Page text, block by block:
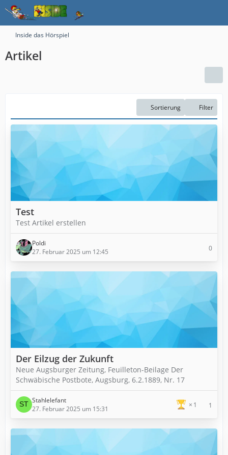
Inside das Hörspiel
Artikel
Sortierung Filter
Test
Test Artikel erstellen
Poldi
27. Februar 2025 um 12:45
0
Der Eilzug der Zukunft
Neue Augsburger Zeitung, Feuilleton-Beilage Der
Schwäbische Postbote, Augsburg, 6.2.1889, Nr. 17
Stahlelefant
27. Februar 2025 um 15:31
1 1